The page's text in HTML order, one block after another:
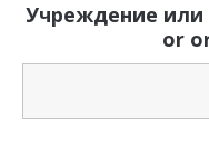
Учреждение
or